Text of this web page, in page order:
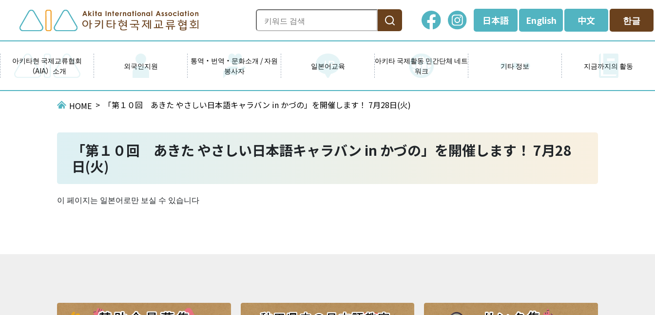
日本語 English 中文 한글
아키타현 국제교류협회
（AIA）소개
외국인지원
통역・번역・문화소개 / 자원
봉사자
일본어교육
아키타 국제활동 민간단체 네트
워크
기타 정보 지금까지의 활동
HOME 「第１０回 あきた やさしい日本語キャラバン in かづの」を開催します！ 7月28日(火)
「第１０回 あきた やさしい日本語キャラバン in かづの」を開催します！ 7月28
日(火)
이 페이지는 일본어로만 보실 수 있습니다